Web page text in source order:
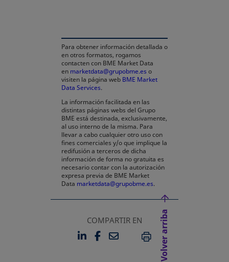
Para obtener información detallada o
en otros formatos, rogamos
contacten con BME Market Data
en marketdata@grupobme.es o
visiten la página web BME Market
Data Services.
La información facilitada en las
distintas páginas webs del Grupo
BME está destinada, exclusivamente,
al uso interno de la misma. Para
llevar a cabo cualquier otro uso con
fines comerciales y/o que implique la
redifusión a terceros de dicha
información de forma no gratuita es
necesario contar con la autorización
expresa previa de BME Market
Data marketdata@grupobme.es.
COMPARTIR EN
LINKEDIN
SE ABRE EN UNA PESTAÑA
FACEBOOK
SE ABRE EN UNA
EMAILIMPRIMIR
Volver arriba